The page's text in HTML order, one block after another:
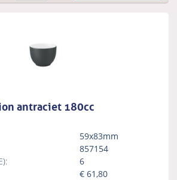
antraciet 180cc
59x83mm
857154
6
€61,80